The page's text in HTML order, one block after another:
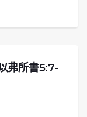
弗所書5:7-